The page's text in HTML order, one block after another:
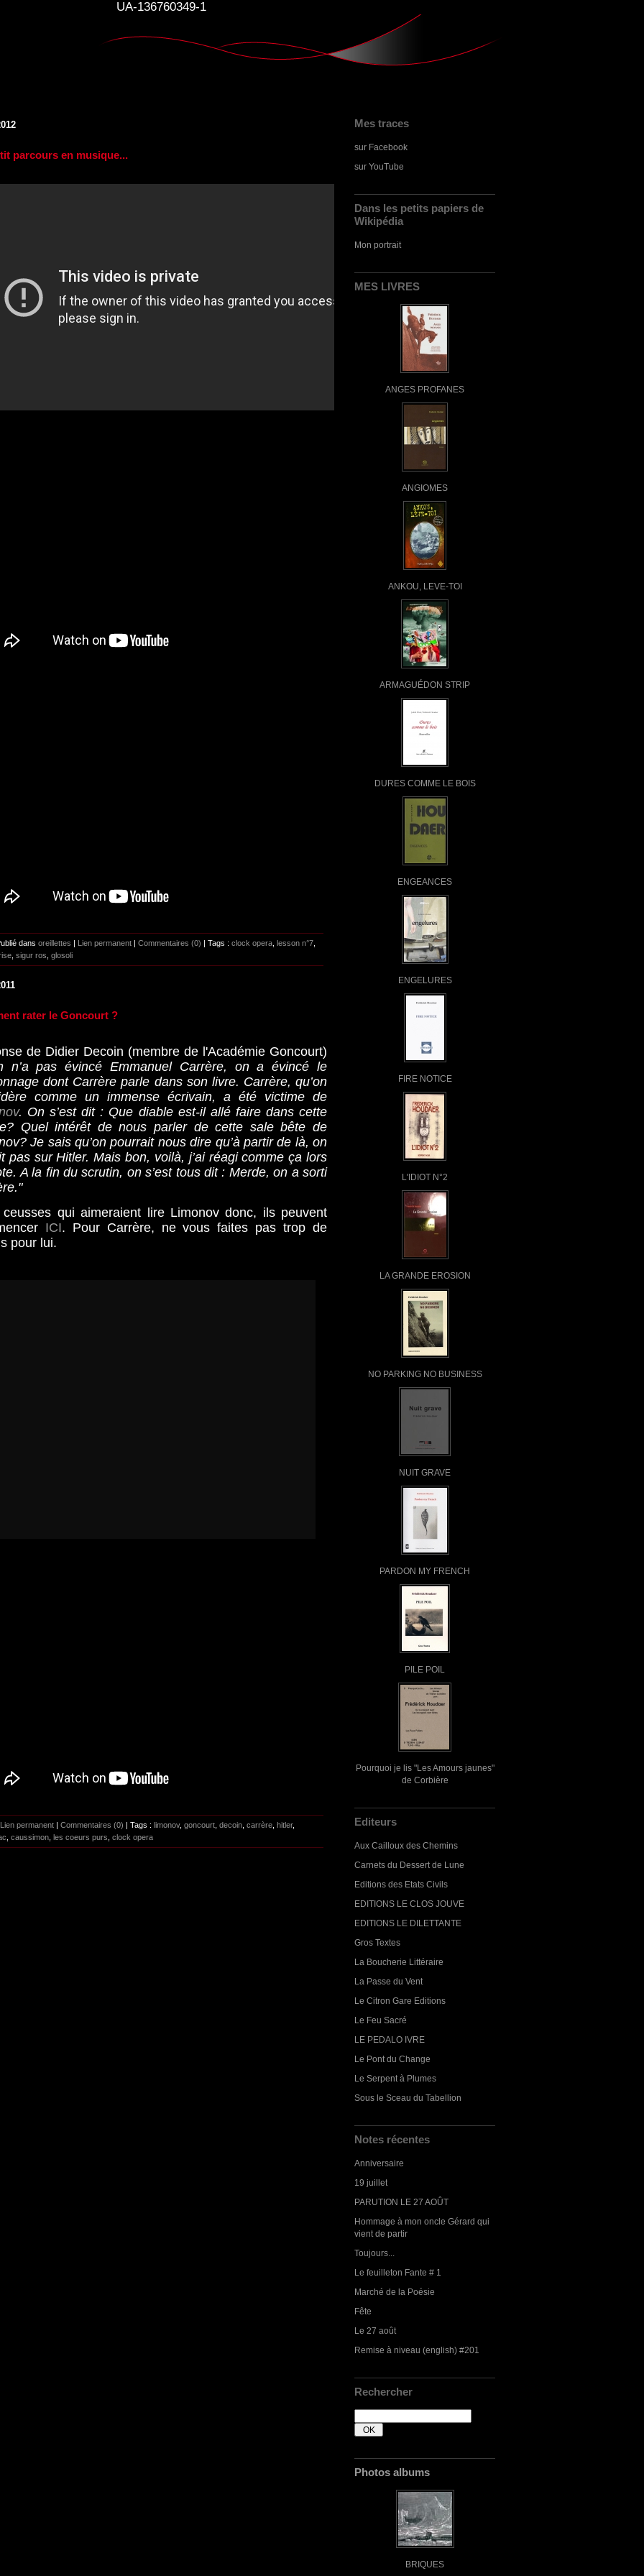
UA-136760349-1
Mes traces
sur Facebook
sur YouTube
Dans les petits papiers de
Wikipédia
Mon portrait
MES LIVRES
ANGES PROFANES
ANGIOMES
ANKOU, LEVE-TOI
ARMAGUÉDON STRIP
DURES COMME LE BOIS
ENGEANCES
ENGELURES
FIRE NOTICE
L'IDIOT N°2
LA GRANDE EROSION
NO PARKING NO BUSINESS
NUIT GRAVE
PARDON MY FRENCH
PILE POIL
Pourquoi je lis "Les Amours jaunes"
de Corbière
Editeurs
Aux Cailloux des Chemins
Carnets du Dessert de Lune
Editions des Etats Civils
EDITIONS LE CLOS JOUVE
EDITIONS LE DILETTANTE
Gros Textes
La Boucherie Littéraire
La Passe du Vent
Le Citron Gare Editions
Le Feu Sacré
LE PEDALO IVRE
Le Pont du Change
Le Serpent à Plumes
Sous le Sceau du Tabellion
Notes récentes
Anniversaire
19 juillet
PARUTION LE 27 AOÛT
Hommage à mon oncle Gérard qui
vient de partir
Toujours...
Le feuilleton Fante # 1
Marché de la Poésie
Fête
Le 27 août
Remise à niveau (english) #201
Rechercher
Photos albums
BRIQUES
parcours en musique...
dans oreillettes | Lien permanent | Commentaires (0) | Tags : clock opera lesson n°7
sigur ros glosoli
rater le Goncourt ?
de Didier Decoin (membre de l'Académie Goncourt)
n’a pas évincé Emmanuel Carrère, on a évincé le
dont Carrère parle dans son livre. Carrère, qu’on
comme un immense écrivain, a été victime de
. On s’est dit : Que diable est-il allé faire dans cette
Quel intérêt de nous parler de cette sale bête de
Je sais qu’on pourrait nous dire qu’à partir de là, on
pas sur Hitler. Mais bon, voilà, j’ai réagi comme ça lors
A la fin du scrutin, on s’est tous dit : Merde, on a sorti
ceusses qui aimeraient lire Limonov donc, ils peuvent
ICI. Pour Carrère, ne vous faites pas trop de
pour lui.
Lien permanent | Commentaires (0) | Tags : limonov, goncourt decoin carrère hitler,
caussimon les coeurs purs clock opera